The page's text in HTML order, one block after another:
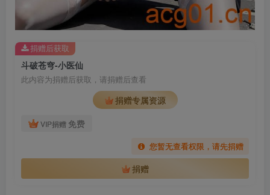
斗破苍穹-小医仙
此内容为捐赠后获取，请捐赠后查看
捐赠专属资源
VIP捐赠 免费
您暂无查看权限，请先捐赠
捐赠
捐赠后获取